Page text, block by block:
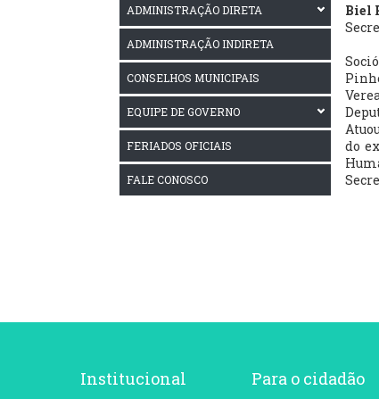
ADMINISTRAÇÃO DIRETA
ADMINISTRAÇÃO INDIRETA
CONSELHOS MUNICIPAIS
EQUIPE DE GOVERNO
FERIADOS OFICIAIS
FALE CONOSCO
Biel
do
Institucional Para o cidadão